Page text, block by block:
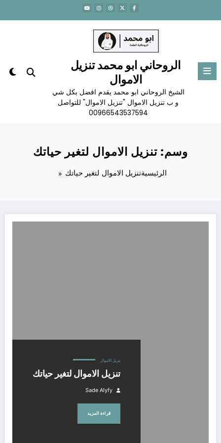
المحتوى
الروحاني ابو محمد تنزيل
الاموال
الشيخ الروحاني ابو محمد يقدم افضل بكل شي
و ب تنزيل الاموال "تنزيل الاموال" للتواصل
00966543537594
وسم: تنزيل الاموال لتغير حياتك
الرئيسيةتنزيل الاموال لتغير حياتك
تنزيل الاموال
تنزيل الاموال لتغير حياتك
Sade Alyfy
قراءة المزيد